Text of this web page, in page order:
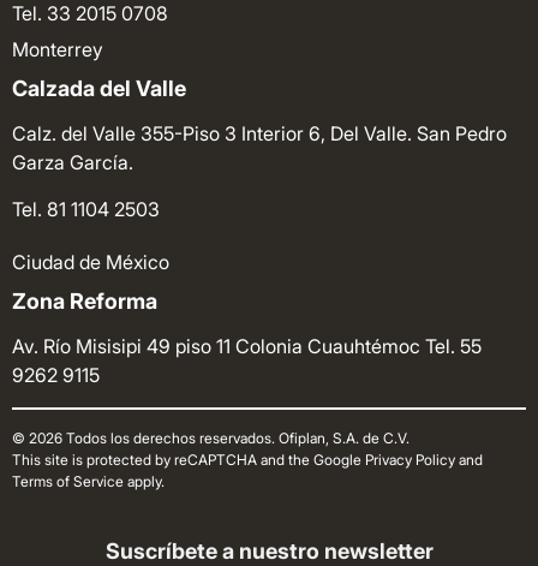
Tel. 33 2015 0708
Monterrey
Calzada del Valle
Calz. del Valle 355-Piso 3 Interior 6, Del Valle. San Pedro
Garza García.
Tel. 81 1104 2503
Ciudad de México
Zona Reforma
Av. Río Misisipi 49 piso 11 Colonia Cuauhtémoc Tel. 55
9262 9115
© 2026 Todos los derechos reservados. Ofiplan, S.A. de C.V.
This site is protected by reCAPTCHA and the Google Privacy Policy and
Terms of Service apply.
Suscríbete a nuestro newsletter